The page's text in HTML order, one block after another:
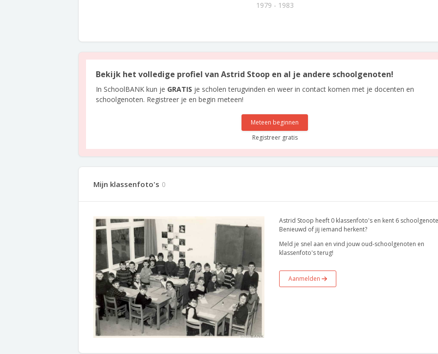
1979 - 1983
Bekijk het volledige profiel van Astrid Stoop en al je andere schoolgenoten!
In SchoolBANK kun je GRATIS je scholen terugvinden en weer in contact komen met je docenten en
schoolgenoten. Registreer je en begin meteen!
Meteen beginnen
Registreer gratis
Mijn klassenfoto's 0
Astrid Stoop heeft 0 klassenfoto's en kent 6
Benieuwd of jij iemand herkent?
Meld je snel aan en vind jouw oud-schoolgenoten en
klassenfoto's terug!
Aanmelden